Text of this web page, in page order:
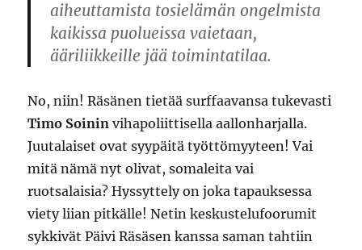
aiheuttamista tosielämän ongelmista
kaikissa puolueissa vaietaan,
ääriliikkeille jää toimintatilaa.
No, niin! Räsänen tietää surffaavansa tukevasti
Timo Soinin vihapoliittisella aallonharjalla.
Juutalaiset ovat syypäitä työttömyyteen! Vai
mitä nämä nyt olivat, somaleita vai
ruotsalaisia? Hyssyttely on joka tapauksessa
viety liian pitkälle! Netin keskustelufoorumit
sykkivät Päivi Räsäsen kanssa saman tahtiin